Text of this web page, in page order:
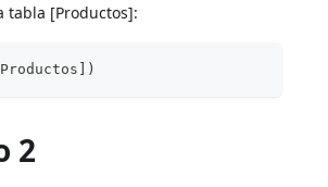
tabla [Productos]:
2